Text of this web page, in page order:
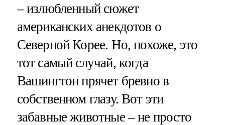
– излюбленный сюжет
американских анекдотов о
Северной Корее. Но, похоже, это
тот самый случай, когда
Вашингтон прячет бревно в
собственном глазу. Вот эти
забавные животные – не просто